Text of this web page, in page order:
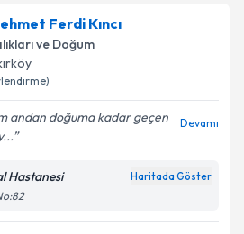
için randevu takvimi talebi
randevu almanız için bir
e-posta ile bilgilendireceğiz.
işlenmesine ilişkin
Aydınlatma
ve kişisel verilerimin belirtilen
kabul ediyorum.
Ferdi Kıncı
ve Doğum
andan doğuma kadar geçen
Devamı
Hastanesi Haritada Göster